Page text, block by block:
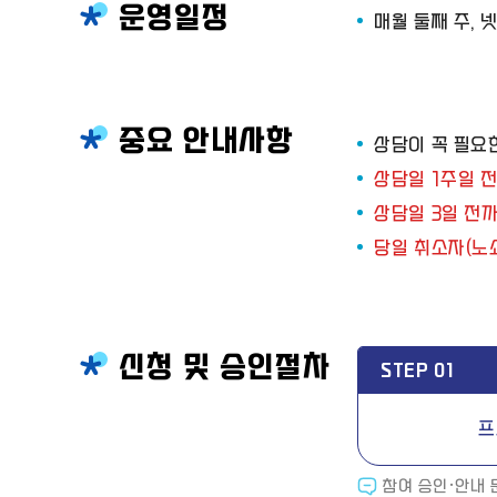
운영일정 매월 둘째 주,
중요 안내사항
상담이 꼭 필요
상담일 1주일
상담일 3일 전
당일 취소자(노
신청 및 승인절차 STEP 01
참여 승인·안내